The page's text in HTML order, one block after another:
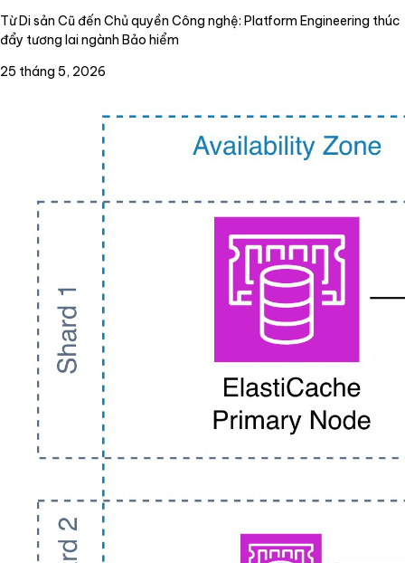
Từ Di sản Cũ đến Chủ quyền Công nghệ: Platform Engineering thúc
đẩy tương lai ngành Bảo hiểm
25 tháng 5, 2026